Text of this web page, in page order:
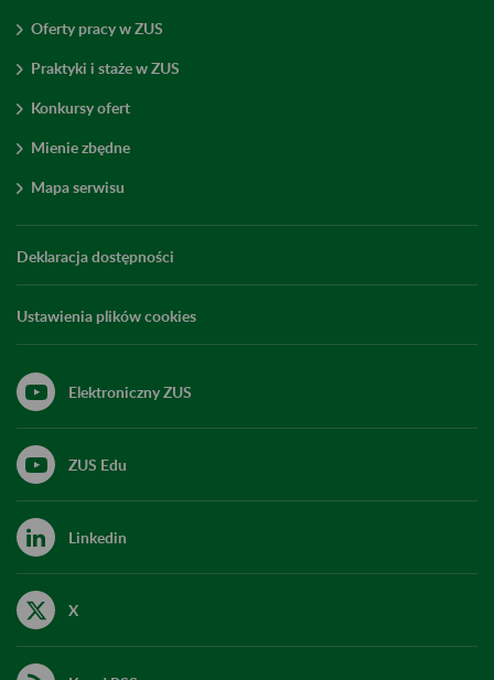
Oferty pracy w ZUS
Praktyki i staże w ZUS
Konkursy ofert
Mienie zbędne
Mapa serwisu
Deklaracja dostępności
Ustawienia plików cookies
Elektroniczny ZUS
ZUS Edu
Linkedin
X